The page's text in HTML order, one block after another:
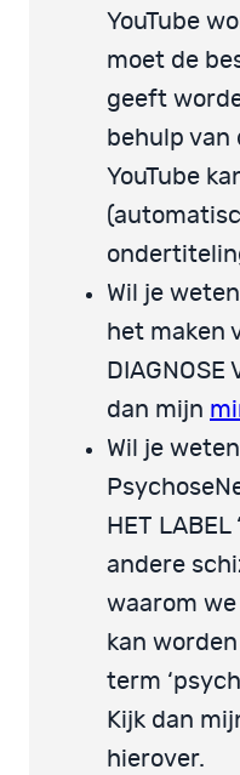
YouTube
moet de
geeft
behulp van
YouTube
Wil je
het maken
DIAGNOSE
dan mijn
Wil je
HET LABEL
andere
waarom
kan
term
Kijk dan
hierover.